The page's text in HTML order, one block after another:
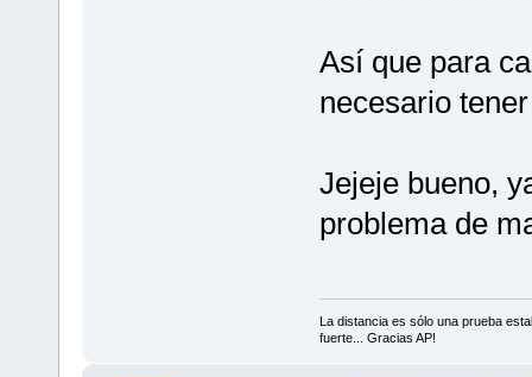
Así que para
necesario
Jejeje bueno,
problema de
La distancia es sólo una prueba
fuerte... Gracias AP!